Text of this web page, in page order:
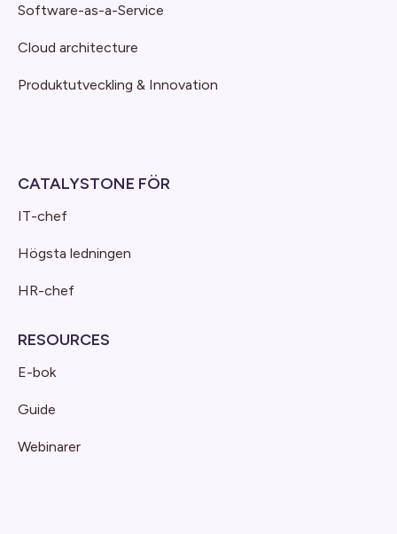
Software-as-a-Service
Cloud architecture
Produktutveckling & Innovation
CATALYSTONE FÖR
IT-chef
Högsta ledningen
HR-chef
RESOURCES
E-bok
Guide
Webinarer